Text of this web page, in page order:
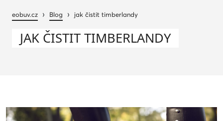
eobuv.cz › Blog › jak čistit timberlandy
JAK ČISTIT TIMBERLANDY